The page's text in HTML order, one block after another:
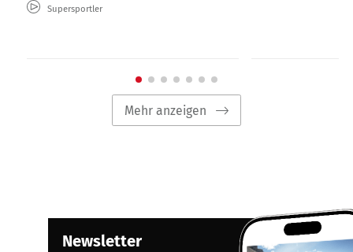
Supersportler
Mehr anzeigen
Newsletter